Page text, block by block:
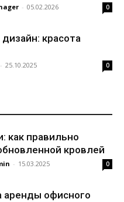
- 05.02.2026 0
красота
- 25.10.2025 0
как правильно
кровлей
- 15.03.2025 0
аренды офисного